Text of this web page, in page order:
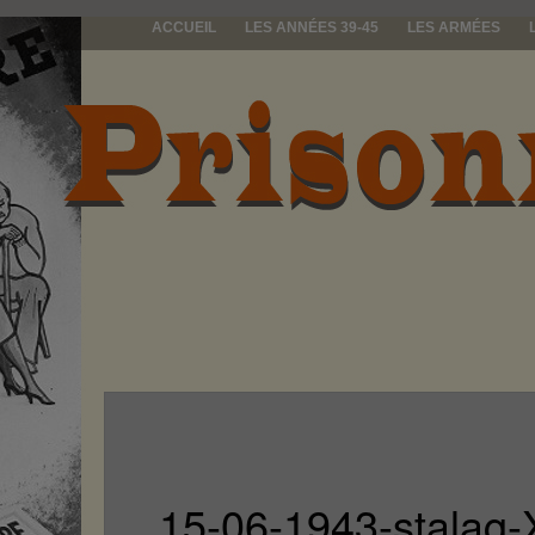
ACCUEIL LES ANNÉES 39-45 LES ARMÉES
prisonniers